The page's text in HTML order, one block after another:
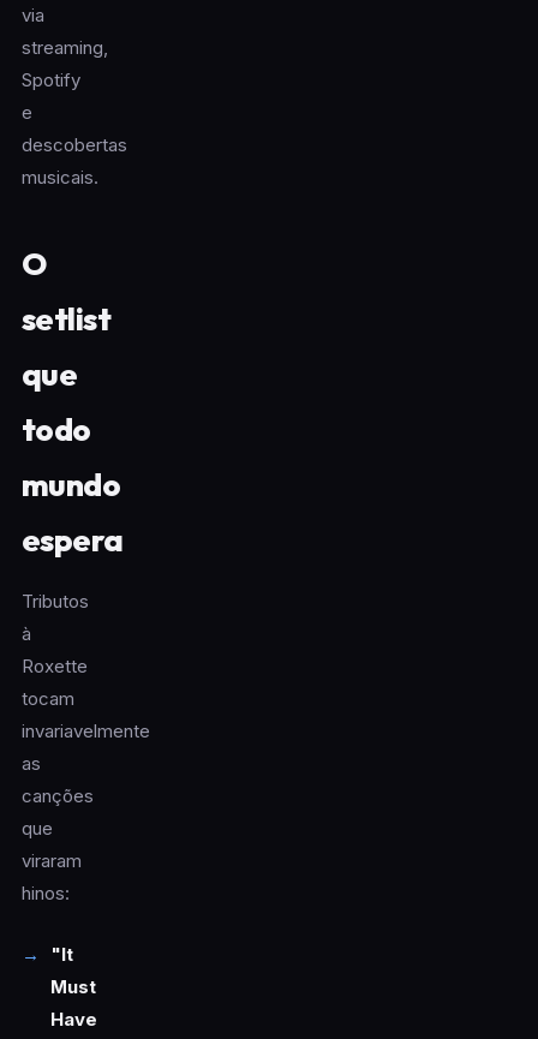
via
streaming,
Spotify
e
descobertas
musicais.
O
setlist
que
todo
mundo
espera
Tributos
à
Roxette
tocam
invariavelmente
as
canções
que
viraram
hinos:
"It
Must
Have